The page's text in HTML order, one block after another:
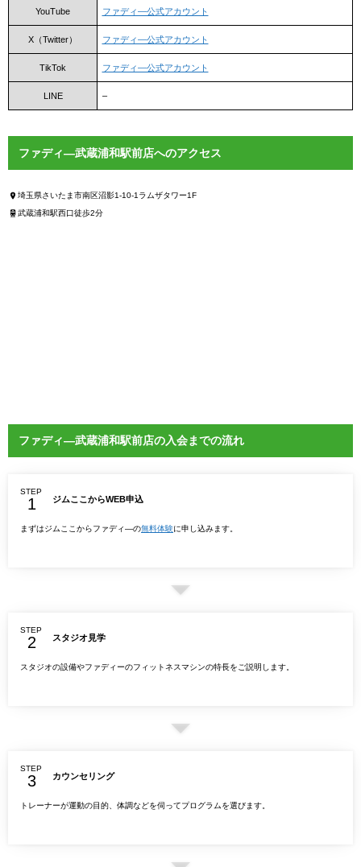
YouTube ファディ―公式アカウント
X（Twitter） ファディ―公式アカウント
TikTok ファディ―公式アカウント
LINE –
ファディ―武蔵浦和駅前店へのアクセス
埼玉県さいたま市南区沼影1-10-1ラムザタワー1F
武蔵浦和駅西口徒歩2分
ファディ―武蔵浦和駅前店の入会までの流れ
STEP
ジムここからWEB申込
まずはジムここからファディ―の無料体験に申し込みます。
STEP
スタジオ見学
スタジオの設備やファディーのフィットネスマシンの特長をご説明します。
STEP
カウンセリング
トレーナーが運動の目的、体調などを伺ってプログラムを選びます。